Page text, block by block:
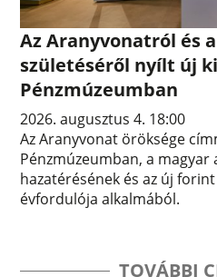
Az Aranyvonatról és
születéséről nyílt új
Pénzmúzeumban
2026. augusztus 4. 18:00
Az Aranyvonat öröksége
Pénzmúzeumban, a
hazatérésének és az új
évfordulója alkalmából.
TOVÁBBI